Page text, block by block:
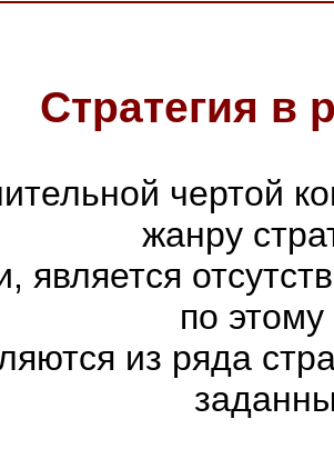
Стратегия в
чертой
жанру
является
по
из ряда